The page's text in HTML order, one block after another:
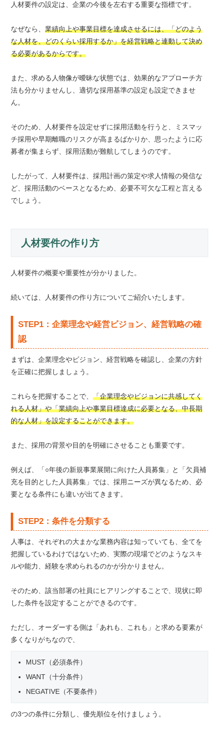
人材要件の設定は、企業の今後を左右する重要な指標です。
なぜなら、業績向上や事業目標を達成させるには、「どのよう
な人材を、どのくらい採用するか」を経営戦略と連動して決め
る必要があるからです。
また、求める人物像が曖昧な状態では、効果的なアプローチ方
法も分かりませんし、適切な採用基準の設定も設定できませ
ん。
そのため、人材要件を設定せずに採用活動を行うと、ミスマッ
チ採用や早期離職のリスクが高まるばかりか、思ったように応
募者が集まらず、採用活動が難航してしまうのです。
したがって、人材要件は、採用計画の策定や求人情報の発信な
ど、採用活動のベースとなるため、必要不可欠な工程と言える
でしょう。
人材要件の作り方
人材要件の概要や重要性が分かりました。
続いては、人材要件の作り方についてご紹介いたします。
STEP1：企業理念や経営ビジョン、経営戦略の確
認
まずは、企業理念やビジョン、経営戦略を確認し、企業の方針
を正確に把握しましょう。
これらを把握することで、「企業理念やビジョンに共感してく
れる人材」や「業績向上や事業目標達成に必要となる、中長期
的な人材」を設定することができます。
また、採用の背景や目的を明確にさせることも重要です。
例えば、「○年後の新規事業展開に向けた人員募集」と「欠員補
充を目的とした人員募集」では、採用ニーズが異なるため、必
要となる条件にも違いが出てきます。
STEP2：条件を分類する
人事は、それぞれの大まかな業務内容は知っていても、全てを
把握しているわけではないため、実際の現場でどのようなスキ
ルや能力、経験を求められるのかが分かりません。
そのため、該当部署の社員にヒアリングすることで、現状に即
した条件を設定することができるのです。
ただし、オーダーする側は「あれも、これも」と求める要素が
多くなりがちなので、
MUST（必須条件）
WANT（十分条件）
NEGATIVE（不要条件）
の3つの条件に分類し、優先順位を付けましょう。